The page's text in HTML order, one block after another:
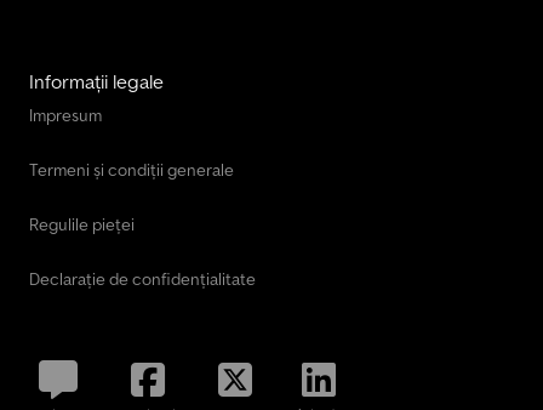
Informații legale
Impresum
Termeni și condiții generale
Regulile pieței
Declarație de confidențialitate